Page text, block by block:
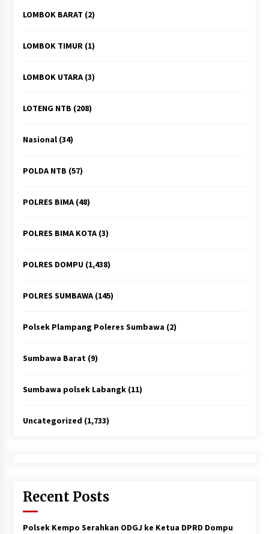
LOMBOK BARAT (2)
LOMBOK TIMUR(1)
LOMBOK UTARA(3)
LOTENG NTB (208)
Nasional(34)
POLDA NTB (57)
POLRES BIMA(48)
POLRES BIMA KOTA(3)
POLRES DOMPU(1,438)
POLRES SUMBAWA(145)
Polsek Plampang Poleres Sumbawa (2)
Sumbawa Barat(9)
Sumbawa polsek Labangk(11)
Uncategorized (1,733)
Recent Posts
Polsek Kempo Serahkan ODGJ ke Ketua DPRD Dompu